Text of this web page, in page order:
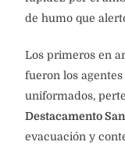
de humo que
Los primeros en
fueron los
uniformados,
Destacamento
evacuación y